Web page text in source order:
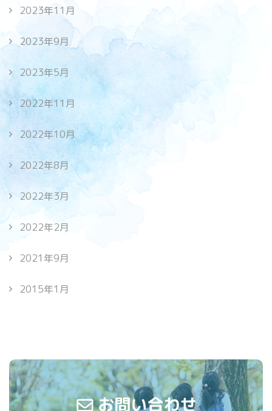
2023年11月
2023年9月
2023年5月
2022年11月
2022年10月
2022年8月
2022年3月
2022年2月
2021年9月
2015年1月